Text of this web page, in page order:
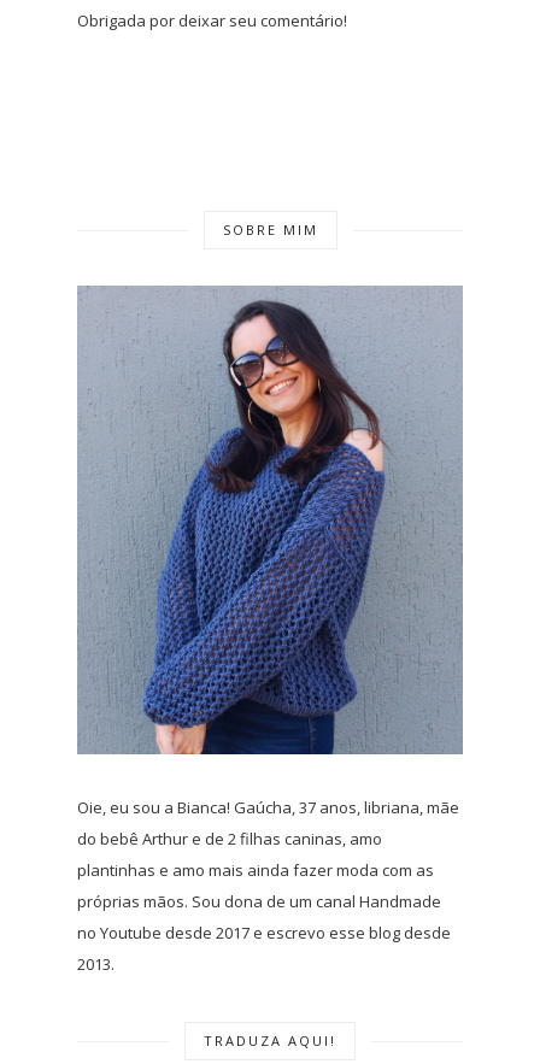
Obrigada por deixar seu comentário!
SOBRE MIM
Oie, eu sou a Bianca! Gaúcha, 37 anos, libriana, mãe
do bebê Arthur e de 2 filhas caninas, amo
plantinhas e amo mais ainda fazer moda com as
próprias mãos. Sou dona de um canal Handmade
no Youtube desde 2017 e escrevo esse blog desde
2013.
TRADUZA AQUI!